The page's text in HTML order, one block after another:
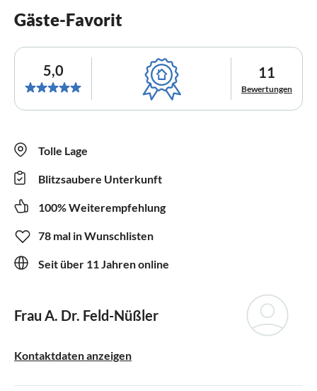
Gäste-Favorit
5,0 11
Bewertungen
Tolle Lage
Blitzsaubere Unterkunft
100% Weiterempfehlung
78 mal in Wunschlisten
Seit über 11 Jahren online
Frau A. Dr. Feld-Nüßler
Kontaktdaten anzeigen